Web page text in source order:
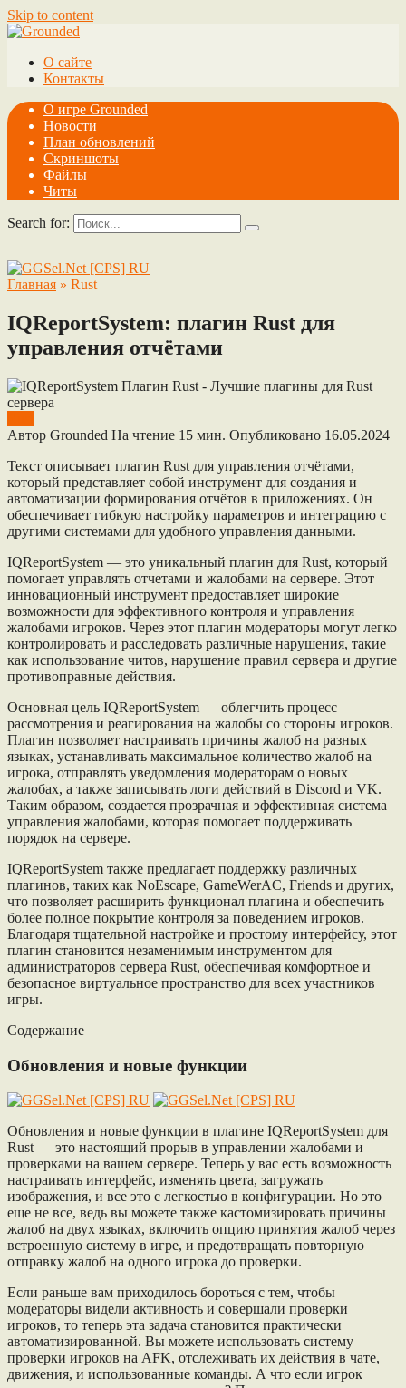
Skip to content
О сайте
Контакты
О игре Grounded
Новости
План обновлений
Скриншоты
Файлы
Читы
Search for:
Главная » Rust
IQReportSystem: плагин Rust для
управления отчётами
Автор Grounded На чтение 15 мин. Опубликовано 16.05.2024
Текст описывает плагин Rust для управления отчётами,
который представляет собой инструмент для создания и
автоматизации формирования отчётов в приложениях. Он
обеспечивает гибкую настройку параметров и интеграцию с
другими системами для удобного управления данными.
IQReportSystem — это уникальный плагин для Rust, который
помогает управлять отчетами и жалобами на сервере. Этот
инновационный инструмент предоставляет широкие
возможности для эффективного контроля и управления
жалобами игроков. Через этот плагин модераторы могут легко
контролировать и расследовать различные нарушения, такие
как использование читов, нарушение правил сервера и другие
противоправные действия.
Основная цель IQReportSystem — облегчить процесс
рассмотрения и реагирования на жалобы со стороны игроков.
Плагин позволяет настраивать причины жалоб на разных
языках, устанавливать максимальное количество жалоб на
игрока, отправлять уведомления модераторам о новых
жалобах, а также записывать логи действий в Discord и VK.
Таким образом, создается прозрачная и эффективная система
управления жалобами, которая помогает поддерживать
порядок на сервере.
IQReportSystem также предлагает поддержку различных
плагинов, таких как NoEscape, GameWerAC, Friends и других,
что позволяет расширить функционал плагина и обеспечить
более полное покрытие контроля за поведением игроков.
Благодаря тщательной настройке и простому интерфейсу, этот
плагин становится незаменимым инструментом для
администраторов сервера Rust, обеспечивая комфортное и
безопасное виртуальное пространство для всех участников
игры.
Содержание
Обновления и новые функции
Обновления и новые функции в плагине IQReportSystem для
Rust — это настоящий прорыв в управлении жалобами и
проверками на вашем сервере. Теперь у вас есть возможность
настраивать интерфейс, изменять цвета, загружать
изображения, и все это с легкостью в конфигурации. Но это
еще не все, ведь вы можете также кастомизировать причины
жалоб на двух языках, включить опцию принятия жалоб через
встроенную систему в игре, и предотвращать повторную
отправку жалоб на одного игрока до проверки.
Если раньше вам приходилось бороться с тем, чтобы
модераторы видели активность и совершали проверки
игроков, то теперь эта задача становится практически
автоматизированной. Вы можете использовать систему
проверки игроков на AFK, отслеживать их действия в чате,
движения, и использованные команды. А что если игрок